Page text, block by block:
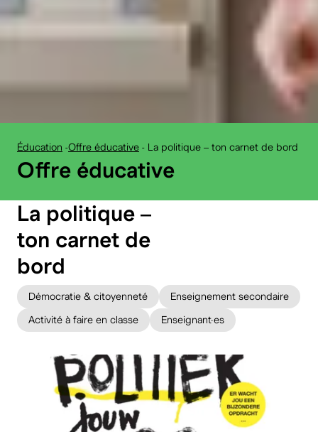
Éducation -Offre éducative - La politique – ton carnet de bord
:
Offre éducative
La politique –
ton carnet de
bord
Démocratie & citoyenneté Enseignement secondaire
Activité à faire en classe Enseignant·es